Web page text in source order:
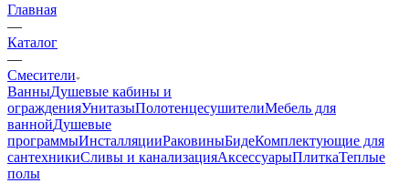
Главная
—
Каталог
—
Смесители
ВанныДушевые кабины и
огражденияУнитазыПолотенцесушителиМебель для
ваннойДушевые
программыИнсталляцииРаковиныБидеКомплектующие для
сантехникиСливы и канализацияАксессуарыПлиткаТеплые
полы